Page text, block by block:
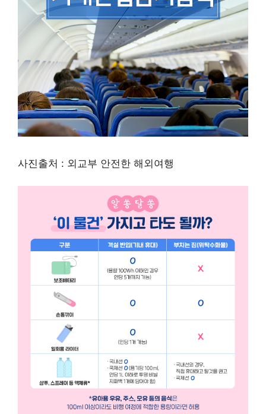
사진출처 : 외교부 안전한 해외여행